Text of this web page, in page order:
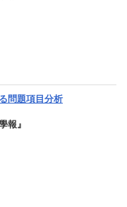
問題項目分析
報』